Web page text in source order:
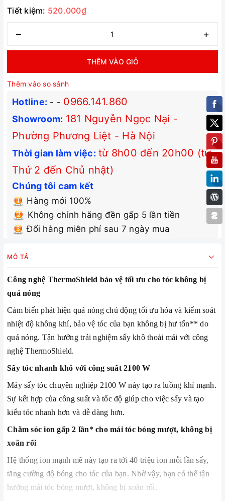
Tiết kiệm: 520.000₫
– +
THÊM VÀO GIỎ
Thêm vào so sánh
Hotline: - - 0966.141.860
Showroom: 181 Nguyễn Ngọc Nại -
Phường Phương Liệt - Hà Nội
Thời gian làm việc: từ 8h00 đến 20h00 (từ
Thứ 2 đến Chủ nhật)
Chúng tôi cam kết
Hàng mới 100%
Không chính hãng đền gấp 5 lần tiền
Đổi hàng miễn phí sau 7 ngày mua
MÔ TẢ
Công nghệ ThermoShield bảo vệ tối ưu cho tóc không bị
quá nóng
Cảm biến phát hiện quá nóng chủ động tối ưu hóa và kiểm soát
nhiệt độ không khí, bảo vệ tóc của bạn không bị hư tổn** do
quá nóng. Tận hưởng trải nghiệm sấy khô thoải mái với công
nghệ ThermoShield.
Sấy tóc nhanh khô với công suất 2100 W
Máy sấy tóc chuyên nghiệp 2100 W này tạo ra luồng khí mạnh.
Sự kết hợp của công suất và tốc độ giúp cho việc sấy và tạo
kiểu tóc nhanh hơn và dễ dàng hơn.
Chăm sóc ion gấp 2 lần* cho mái tóc bóng mượt, không bị
xoăn rối
Hệ thống ion mạnh mẽ này tạo ra tới 40 triệu ion mỗi lần sấy,
tăng cường độ bóng cho tóc của bạn. Nhờ vậy, bạn có thể tận
hưởng mái tóc bóng mượt, không bị xoăn rối.